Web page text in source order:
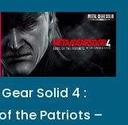
Solid 4 :
the Patriots –